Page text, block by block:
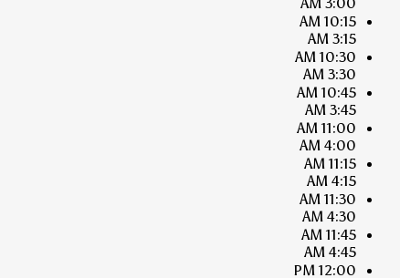
10:15 AM
3:15 AM
10:30 AM
3:30 AM
10:45 AM
3:45 AM
11:00 AM
4:00 AM
11:15 AM
4:15 AM
11:30 AM
4:30 AM
11:45 AM
4:45 AM
12:00 PM